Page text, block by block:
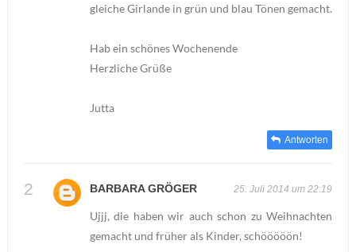
gleiche Girlande in grün und blau Tönen gemacht.
Hab ein schönes Wochenende
Herzliche Grüße
Jutta
Antworten
BARBARA GRÖGER 25. Juli 2014 um 22:19
Ujjj, die haben wir auch schon zu Weihnachten
gemacht und früher als Kinder, schööööön!